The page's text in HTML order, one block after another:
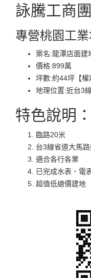
詠騰工商
專營桃園工
案名:龍潭店面建
價格:899萬
坪數:約44坪【權
地理位置:近台3線
特色說明：
臨路20米
台3線省道大馬
適合各行各業
已完成水表、電
超值低總價建地